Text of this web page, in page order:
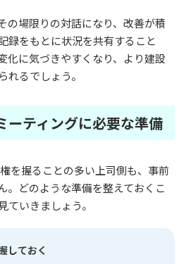
の場限りの対話になり、改善が積
録をもとに状況を共有すること
化に気づきやすくなり、より建設
れるでしょう。
ーティングに必要な準備
を握ることの多い上司側も、事前
。どのような準備を整えておくこ
ていきましょう。
しておく